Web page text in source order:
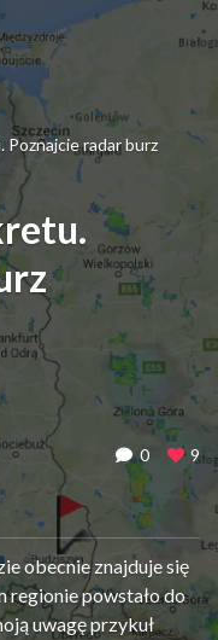
radar burz
0 9
obecnie znajduje się
regionie powstało do
uwagę przykuł